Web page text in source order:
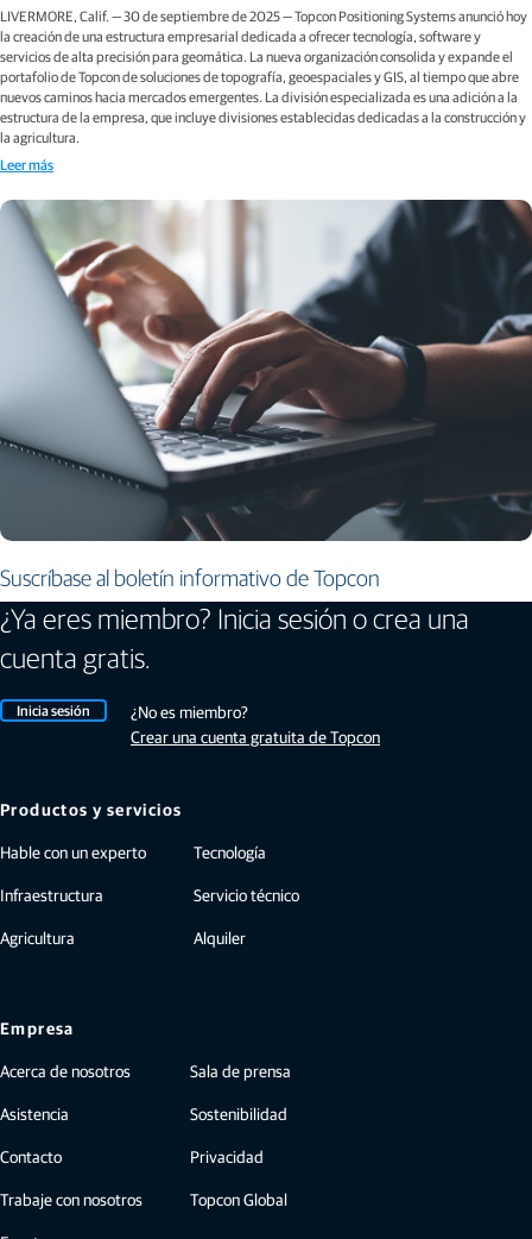
LIVERMORE, Calif. — 30 de septiembre de 2025 — Topcon Positioning Systems anunció hoy
la creación de una estructura empresarial dedicada a ofrecer tecnología, software y
servicios de alta precisión para geomática. La nueva organización consolida y expande el
portafolio de Topcon de soluciones de topografía, geoespaciales y GIS, al tiempo que abre
nuevos caminos hacia mercados emergentes. La división especializada es una adición a la
estructura de la empresa, que incluye divisiones establecidas dedicadas a la construcción y
la agricultura.
Leer más
Suscríbase al boletín informativo de Topcon
¿Ya eres miembro? Inicia sesión o crea una
cuenta gratis.
Inicia sesión
¿No es miembro?
Crear una cuenta gratuita de Topcon
Productos y servicios
Hable con un experto
Infraestructura
Agricultura
Tecnología
Servicio técnico
Alquiler
Empresa
Acerca de nosotros
Asistencia
Contacto
Trabaje con nosotros
Sala de prensa
Sostenibilidad
Privacidad
Topcon Global